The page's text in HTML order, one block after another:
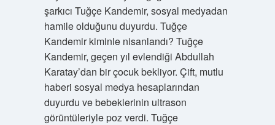
şarkıcı Tuğçe Kandemir, sosyal medyadan
hamile olduğunu duyurdu. Tuğçe
Kandemir kiminle nisanlandı? Tuğçe
Kandemir, geçen yıl evlendiği Abdullah
Karatay’dan bir çocuk bekliyor. Çift, mutlu
haberi sosyal medya hesaplarından
duyurdu ve bebeklerinin ultrason
görüntüleriyle poz verdi. Tuğçe